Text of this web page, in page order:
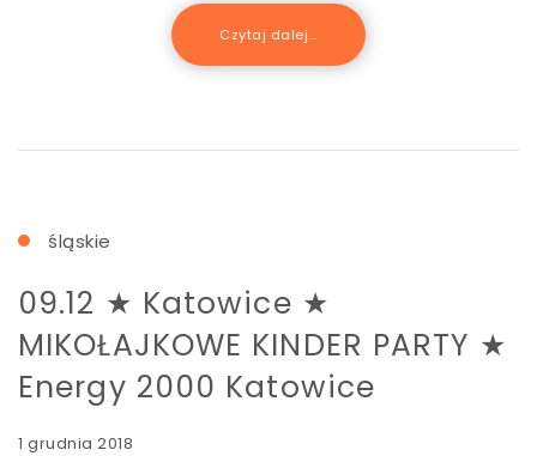
Czytaj dalej...
śląskie
09.12 ★ Katowice ★
MIKOŁAJKOWE KINDER PARTY ★
Energy 2000 Katowice
1 grudnia 2018